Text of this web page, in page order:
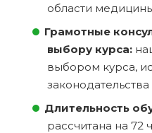
области
Грамотные
выбору курса:
выбором курса,
Длительность
рассчитана на 72